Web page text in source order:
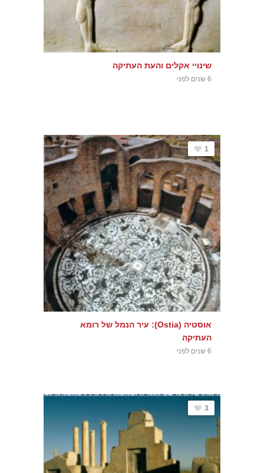
שינויי אקלים והעת העתיקה
6 שנים לפני
1
אוסטיה (Ostia): עיר הנמל של רומא
העתיקה
6 שנים לפני
3